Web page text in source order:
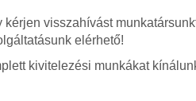
visszahívást
elérhető!
kivitelezési munkákat